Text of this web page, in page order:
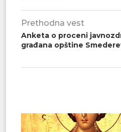
Prethodna vest
Anketa o proceni
građana opštine